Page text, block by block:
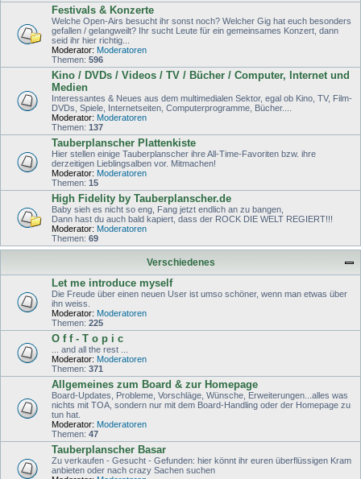
Festivals & Konzerte
Welche Open-Airs besucht ihr sonst noch? Welcher Gig hat euch besonders
gefallen / gelangweilt? Ihr sucht Leute für ein gemeinsames Konzert, dann
seid ihr hier richtig...
Moderator: Moderatoren
Themen: 596
Kino / DVDs / Videos / TV / Bücher / Computer, Internet und
Medien
Interessantes & Neues aus dem multimedialen Sektor, egal ob Kino, TV, Film-
DVDs, Spiele, Internetseiten, Computerprogramme, Bücher....
Moderator: Moderatoren
Themen: 137
Tauberplanscher Plattenkiste
Hier stellen einige Tauberplanscher ihre All-Time-Favoriten bzw. ihre
derzeitigen Lieblingsalben vor. Mitmachen!
Moderator: Moderatoren
Themen: 15
High Fidelity by Tauberplanscher.de
Baby sieh es nicht so eng, Fang jetzt endlich an zu bangen,
Dann hast du auch bald kapiert, dass der ROCK DIE WELT REGIERT!!!
Moderator: Moderatoren
Themen: 69
Verschiedenes
Let me introduce myself
Die Freude über einen neuen User ist umso schöner, wenn man etwas über
ihn weiss.
Moderator: Moderatoren
Themen: 225
O f f - T o p i c
... and all the rest ...
Moderator: Moderatoren
Themen: 371
Allgemeines zum Board & zur Homepage
Board-Updates, Probleme, Vorschläge, Wünsche, Erweiterungen...alles was
nichts mit TOA, sondern nur mit dem Board-Handling oder der Homepage zu
tun hat.
Moderator: Moderatoren
Themen: 47
Tauberplanscher Basar
Zu verkaufen - Gesucht - Gefunden: hier könnt ihr euren überflüssigen Kram
anbieten oder nach crazy Sachen suchen